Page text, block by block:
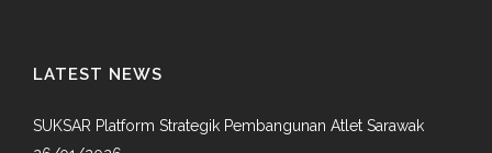
LATEST NEWS
SUKSAR Platform Strategik Pembangunan Atlet Sarawak